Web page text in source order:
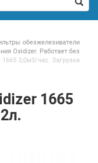
обезжелезиватели
Oxidizer. Работает без
3,0м3/час. Загрузка
1665